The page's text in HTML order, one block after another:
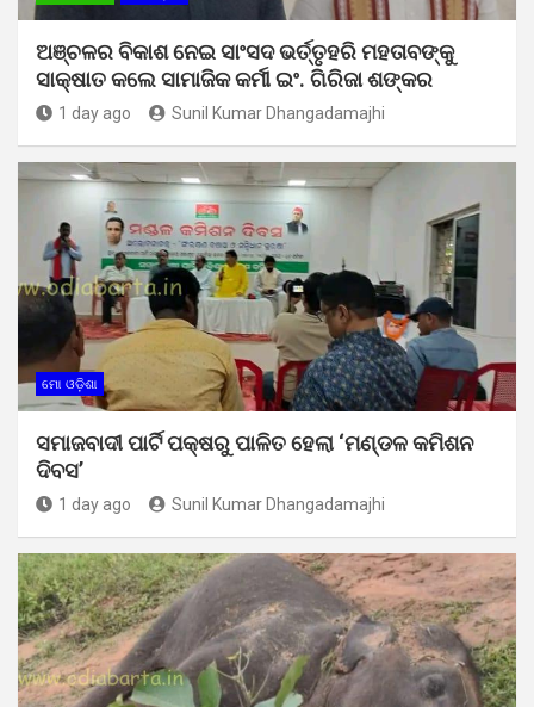
ଅଞ୍ଚଳର ବିକାଶ ନେଇ ସାଂସଦ ଭର୍ତ୍ତୃହରି ମହତାବଙ୍କୁ
ସାକ୍ଷାତ କଲେ ସାମାଜିକ କର୍ମୀ ଇଂ. ଗିରିଜା ଶଙ୍କର
1 day ago Sunil Kumar Dhangadamajhi
ମୋ ଓଡ଼ିଶା
ସମାଜବାଦୀ ପାର୍ଟି ପକ୍ଷରୁ ପାଳିତ ହେଲା ‘ମଣ୍ଡଳ କମିଶନ
ଦିବସ’
1 day ago Sunil Kumar Dhangadamajhi